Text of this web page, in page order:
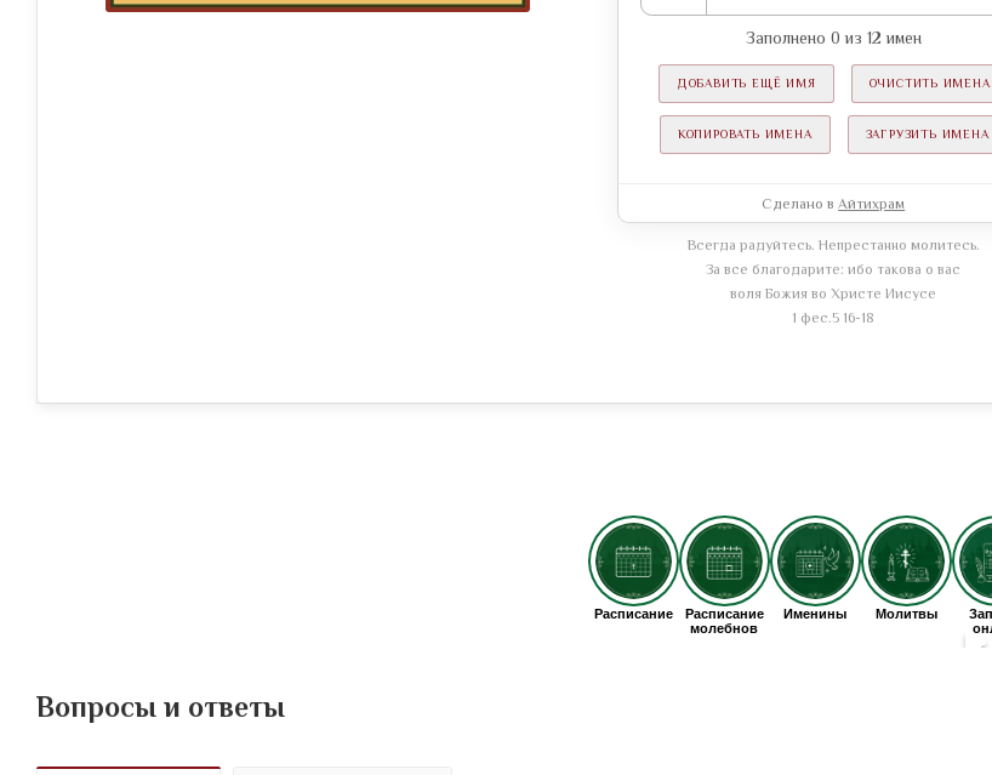
Заполнено 0 из 12 имен
ДОБАВИТЬ ЕЩЁ ИМЯ ОЧИСТИТЬ ИМЕНА
КОПИРОВАТЬ ИМЕНА ЗАГРУЗИТЬ ИМЕНА
Сделано вАйтихрам
Всегда радуйтесь. Непрестанно молитесь.
За все благодарите: ибо такова о вас
воля Божия во Христе Иисусе
1 фес.5 16-18
Вопросы и ответы